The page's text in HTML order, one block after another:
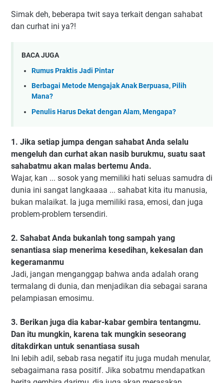
Simak deh, beberapa twit saya terkait dengan sahabat
dan curhat ini ya?!
BACA JUGA
Rumus Praktis Jadi Pintar
Berbagai Metode Mengajak Anak Berpuasa, Pilih
Mana?
Penulis Harus Dekat dengan Alam, Mengapa?
1. Jika setiap jumpa dengan sahabat Anda selalu
mengeluh dan curhat akan nasib burukmu, suatu saat
sahabatmu akan malas bertemu Anda.
Wajar, kan ... sosok yang memiliki hati seluas samudra di
dunia ini sangat langkaaaa ... sahabat kita itu manusia,
bukan malaikat. Ia juga memiliki rasa, emosi, dan juga
problem-problem tersendiri.
2. Sahabat Anda bukanlah tong sampah yang
senantiasa siap menerima kesedihan, kekesalan dan
kegeramanmu
Jadi, jangan menganggap bahwa anda adalah orang
termalang di dunia, dan menjadikan dia sebagai sarana
pelampiasan emosimu.
3. Berikan juga dia kabar-kabar gembira tentangmu.
Dan itu mungkin, karena tak mungkin seseorang
ditakdirkan untuk senantiasa susah
Ini lebih adil, sebab rasa negatif itu juga mudah menular,
sebagaimana rasa positif. Jika sobatmu mendapatkan